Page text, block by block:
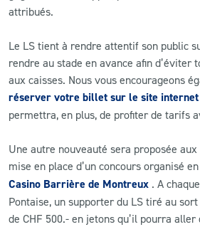
attribués.
Le LS tient à rendre attentif son public
rendre au stade en avance afin d’éviter
aux caisses. Nous vous encourageons
réserver votre billet sur le site internet
permettra, en plus, de profiter de tarifs
Une autre nouveauté sera proposée
mise en place d’un concours organisé
Casino Barrière de Montreux . A
Pontaise, un supporter du LS tiré au
de CHF 500.- en jetons qu’il pourra aller